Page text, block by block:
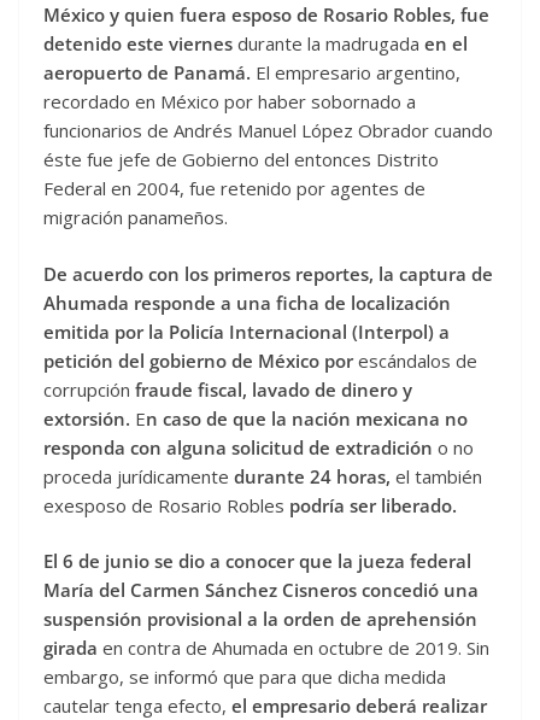
México y quien fuera esposo de Rosario Robles, fue
detenido este viernes durante la madrugada en el
aeropuerto de Panamá. El empresario argentino,
recordado en México por haber sobornado a
funcionarios de Andrés Manuel López Obrador cuando
éste fue jefe de Gobierno del entonces Distrito
Federal en 2004, fue retenido por agentes de
migración panameños.
De acuerdo con los primeros reportes, la captura de
Ahumada responde a una ficha de localización
emitida por la Policía Internacional (Interpol) a
petición del gobierno de México porescándalos de
corrupción fraude fiscal, lavado de dinero y
extorsión. En caso de que la nación mexicana no
responda con alguna solicitud de extradición o no
proceda jurídicamente durante 24 horas, el también
exesposo de Rosario Robles podría ser liberado.
El 6 de junio se dio a conocer que la jueza federal
María del Carmen Sánchez Cisneros concedió una
suspensión provisional a la orden de aprehensión
girada en contra de Ahumada en octubre de 2019. Sin
embargo, se informó que para que dicha medida
cautelar tenga efecto, el empresario deberá realizar